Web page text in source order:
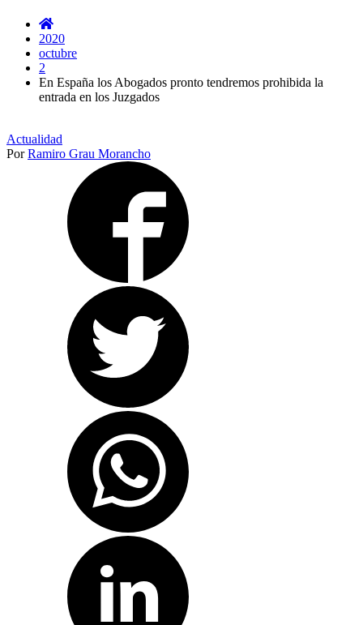
2020
octubre
2
En España los Abogados pronto tendremos prohibida la
entrada en los Juzgados
Actualidad
PorRamiro Grau Morancho